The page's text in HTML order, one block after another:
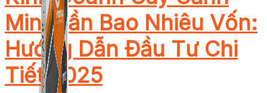
Mini Cần Bao Nhiêu Vốn:
Hướng Dẫn Đầu Tư Chi
Tiết 2025